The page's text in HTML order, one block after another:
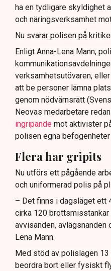
ha en tydligare skyldighet
och näringsverksamhet
Nu svarar polisen på
Enligt Anna-Lena Mann,
verksamhetsutövaren,
att be personer lämna
genom nödvärnsrätt
Neovas medarbetare
ingripande mot aktivister
polisen egna befogenheter
Flera har gripits
Nu utförs ett pågående
och uniformerad polis på
– Det finns i dagsläget ett
cirka 120
avvisanden, avlägsnanden
Lena Mann.
Med stöd av polislagen
beordra bort eller fysiskt